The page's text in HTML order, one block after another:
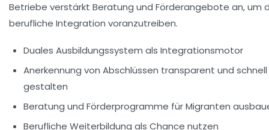
Betriebe verstärkt Beratung und Förderangebote an, um
berufliche Integration voranzutreiben.
Duales Ausbildungssystem als Integrationsmotor
Anerkennung von Abschlüssen transparent und schnell
gestalten
Beratung und Förderprogramme für Migranten
Berufliche Weiterbildung als Chance nutzen